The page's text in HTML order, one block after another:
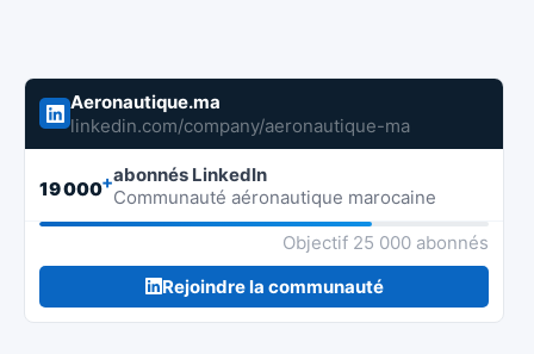
Aeronautique.ma
linkedin.com/company/aeronautique-ma
19 000+abonnés LinkedIn
Communauté aéronautique marocaine
Objectif 25 000 abonnés
Rejoindre la communauté